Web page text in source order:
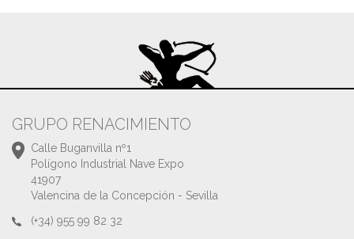
GRUPO RENACIMIENTO
Calle Buganvilla nº1
Polígono Industrial Nave Expo
41907
Valencina de la Concepción - Sevilla
(+34) 955 99 82 32